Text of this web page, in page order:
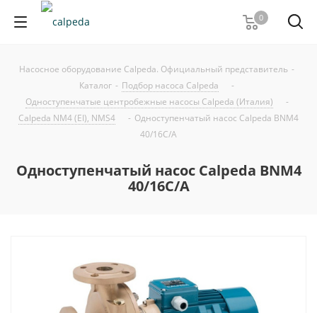
0
Насосное оборудование Calpeda. Официальный представитель -
Каталог - Подбор насоса Calpeda
-
Одноступенчатые центробежные насосы Calpeda (Италия)
-
Calpeda NM4 (EI), NMS4
- Одноступенчатый насос Calpeda BNM4
40/16C/A
Одноступенчатый насос Calpeda BNM4
40/16C/A